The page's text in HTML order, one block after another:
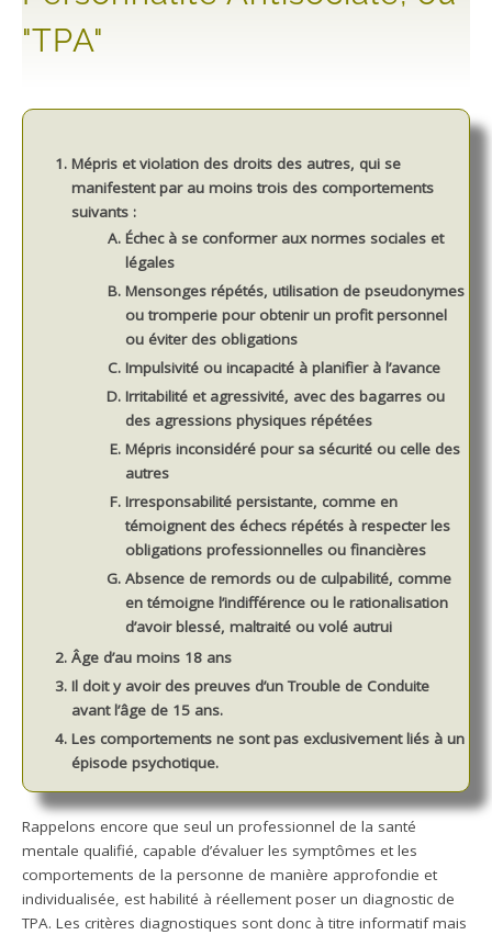
"TPA"
Mépris et violation des droits des autres, qui se
manifestent par au moins trois des comportements
suivants :
Échec à se conformer aux normes sociales et
légales
Mensonges répétés, utilisation de pseudonymes
ou tromperie pour obtenir un profit personnel
ou éviter des obligations
Impulsivité ou incapacité à planifier à l’avance
Irritabilité et agressivité, avec des bagarres ou
des agressions physiques répétées
Mépris inconsidéré pour sa sécurité ou celle des
autres
Irresponsabilité persistante, comme en
témoignent des échecs répétés à respecter les
obligations professionnelles ou financières
Absence de remords ou de culpabilité, comme
en témoigne l’indifférence ou le rationalisation
d’avoir blessé, maltraité ou volé autrui
Âge d’au moins 18 ans
Il doit y avoir des preuves d’un Trouble de Conduite
avant l’âge de 15 ans.
Les comportements ne sont pas exclusivement liés à un
épisode psychotique.
Rappelons encore que seul un professionnel de la santé
mentale qualifié, capable d’évaluer les symptômes et les
comportements de la personne de manière approfondie et
individualisée, est habilité à réellement poser un diagnostic de
TPA. Les critères diagnostiques sont donc à titre informatif mais